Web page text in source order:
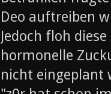
Deo auftreiben
Jedoch floh
hormonelle
nicht eingeplant